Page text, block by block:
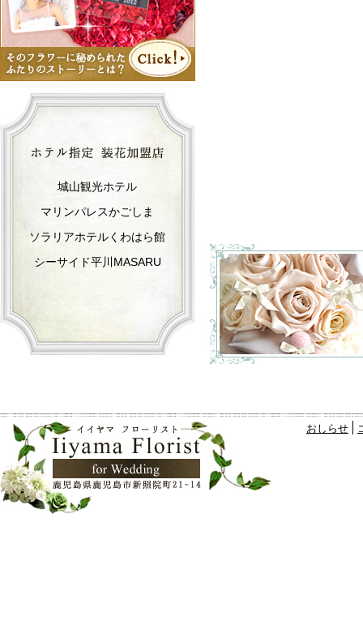
城山観光ホテル
マリンパレスかごしま
ソラリアホテルくわはら館
シーサイド平川MASARU
おしらせ